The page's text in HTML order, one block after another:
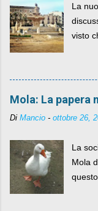
La
visto
sua
Mola: La papera
Di Mancio - ottobre 26,
La
Mola